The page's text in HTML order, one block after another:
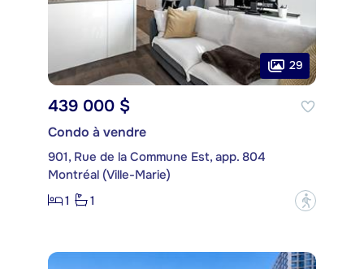
29
439 000 $
Condo à vendre
901, Rue de la Commune Est, app. 804
Montréal (Ville-Marie)
1
1 ?